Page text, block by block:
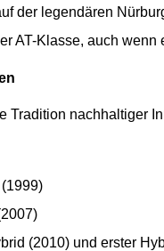
der legendären
AT-Klasse, auch
Tradition nachhaltiger
(2010) und erster